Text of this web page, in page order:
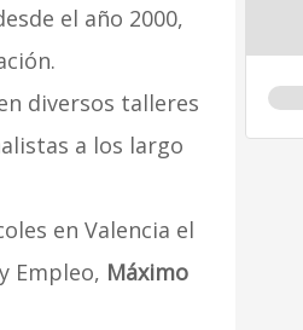
el año 2000,
diversos talleres
a los largo
en Valencia el
Empleo, Máximo